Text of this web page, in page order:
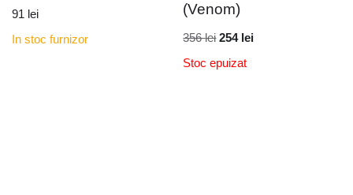
91 lei
In stoc furnizor
(Venom)
356lei 254 lei
Stoc epuizat